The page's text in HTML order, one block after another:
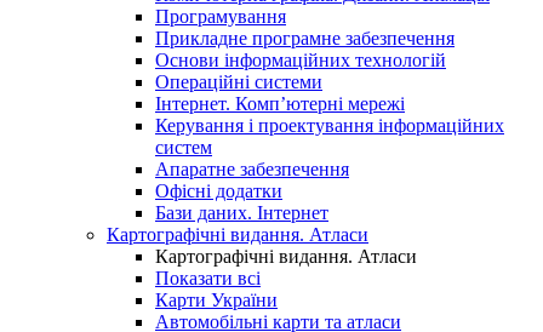
Програмування
Прикладне програмне забезпечення
Основи інформаційних технологій
Операційні системи
Інтернет. Комп’ютерні мережі
Керування і проектування інформаційних
систем
Апаратне забезпечення
Офісні додатки
Бази даних. Інтернет
Картографічні видання. Атласи
Картографічні видання. Атласи
Показати всі
Карти України
Автомобільні карти та атласи